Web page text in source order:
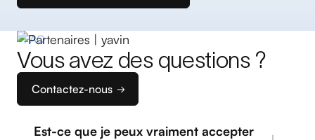
FAQ
Vous avez des questions ?
Contactez-nous
Est-ce que je peux vraiment accepter